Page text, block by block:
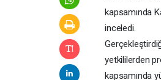
kapsamında
inceledi.
yetkililerden
kapsamında